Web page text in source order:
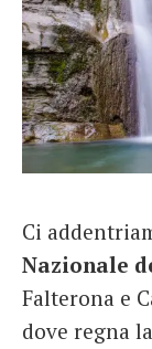
Ci
Nazionale
Falterona e
dove regna